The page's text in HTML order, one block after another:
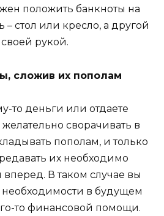
положить банкноты на
стол или кресло, а другой
своей рукой.
сложив их пополам
то деньги или отдаете
сворачивать в
пополам, и только
их необходимо
В таком случае вы
необходимости в будущем
то финансовой помощи.